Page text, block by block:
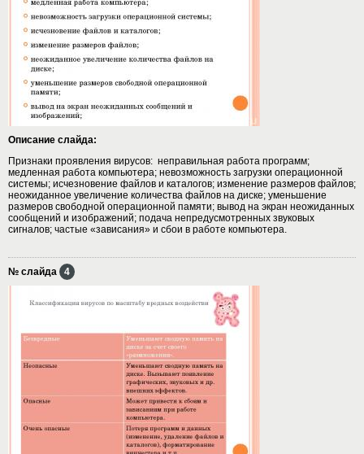
Описание слайда:
Признаки проявления вирусов: неправильная работа программ;
медленная работа компьютера; невозможность загрузки операционной
системы; исчезновение файлов и каталогов; изменение размеров файлов;
неожиданное увеличение количества файлов на диске; уменьшение
размеров свободной операционной памяти; вывод на экран неожиданных
сообщений и изображений; подача непредусмотренных звуковых
сигналов; частые «зависания» и сбои в работе компьютера.
№ слайда 4